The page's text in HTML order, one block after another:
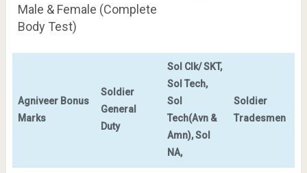
Male & Female (Complete
Body Test)
Agniveer Bonus
Marks
Soldier
General
Duty
Sol Clk/ SKT,
Sol Tech,
Sol
Tech(Avn &
Amn), Sol
NA,
Soldier
Tradesmen